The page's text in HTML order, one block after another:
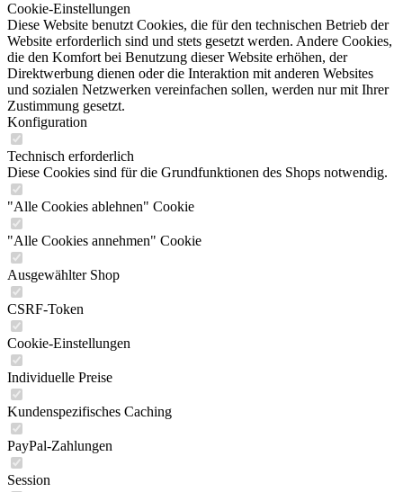
Cookie-Einstellungen
Diese Website benutzt Cookies, die für den technischen Betrieb der
Website erforderlich sind und stets gesetzt werden. Andere Cookies,
die den Komfort bei Benutzung dieser Website erhöhen, der
Direktwerbung dienen oder die Interaktion mit anderen Websites
und sozialen Netzwerken vereinfachen sollen, werden nur mit Ihrer
Zustimmung gesetzt.
Konfiguration
Technisch erforderlich
Diese Cookies sind für die Grundfunktionen des Shops notwendig.
"Alle Cookies ablehnen" Cookie
"Alle Cookies annehmen" Cookie
Ausgewählter Shop
CSRF-Token
Cookie-Einstellungen
Individuelle Preise
Kundenspezifisches Caching
PayPal-Zahlungen
Session